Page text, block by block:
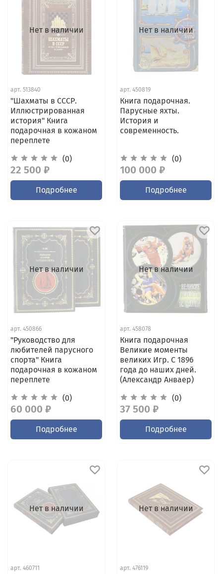
Нет в наличии
арт. 513840
"Шахматы в СССР.
Иллюстрированная
история" Книга
подарочная в кожаном
переплете
(0)
22 500 ₽
Подробнее
Нет в наличии
арт. 450819
Книга подарочная.
Парусные яхты.
История и
современность.
(0)
100 000 ₽
Подробнее
Нет в наличии
арт. 450866
"Руководство для
любителей парусного
спорта" Книга
подарочная в кожаном
переплете
(0)
60 000 ₽
Подробнее
Нет в наличии
арт. 458078
Книга подарочная
Великие моменты
великих Игр. С 1896
года до наших дней.
(Александр Анваер)
(0)
37 500 ₽
Подробнее
Нет в наличии
арт. 460711
Нет в наличии
арт. 476119